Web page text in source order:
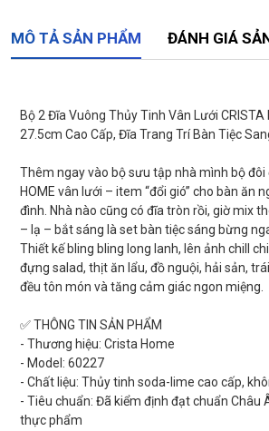
MÔ TẢ SẢN PHẨM ĐÁNH GIÁ
Bộ 2 Đĩa Vuông Thủy Tinh Vân Lưới CRISTA
27.5cm Cao Cấp, Đĩa Trang Trí Bàn Tiệc
Thêm ngay vào bộ sưu tập nhà mình bộ đôi
HOME vân lưới – item “đổi gió” cho bàn ăn
đình. Nhà nào cũng có đĩa tròn rồi, giờ mix
– lạ – bắt sáng là set bàn tiệc sáng bừng
Thiết kế bling bling long lanh, lên ảnh chill
đựng salad, thịt ăn lẩu, đồ nguội, hải sản,
đều tôn món và tăng cảm giác ngon miệng.
✅ THÔNG TIN SẢN PHẨM
- Thương hiệu: Crista Home
- Model: 60227
- Chất liệu: Thủy tinh soda-lime cao cấp,
- Tiêu chuẩn: Đã kiểm định đạt chuẩn Châu
thực phẩm